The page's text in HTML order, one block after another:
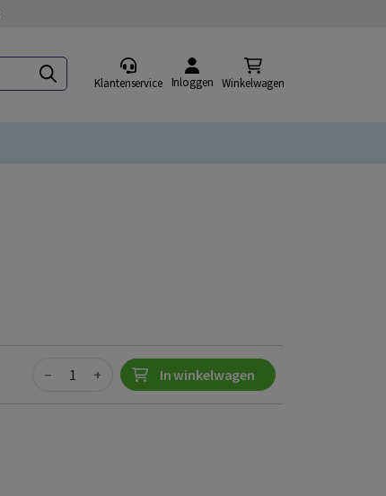
Klantenservice Inloggen Winkelwagen
Quantity
− + In winkelwagen